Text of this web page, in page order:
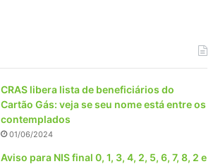
CRAS libera lista de beneficiários do
Cartão Gás: veja se seu nome está entre os
contemplados
01/06/2024
Aviso para NIS final 0, 1, 3, 4, 2, 5, 6, 7, 8, 2 e